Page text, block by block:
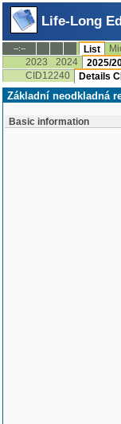
Life-Long
--:-- List
2023
2024 2025/
CID12240
Details
Základní neodkladná
Basic information